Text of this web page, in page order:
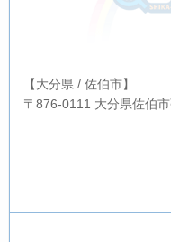
【大分県 / 佐伯市】
〒876-0111 大分県佐伯